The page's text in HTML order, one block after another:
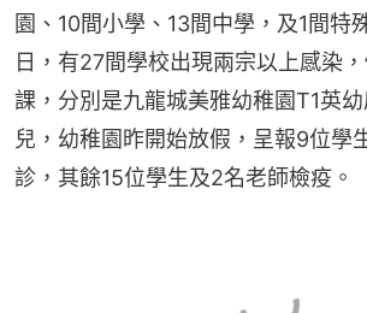
園、10間小學、13間中學，及1間特
日，有27間學校出現兩宗以上感染
課，分別是九龍城美雅幼稚園T1英
兒，幼稚園昨開始放假，呈報9位學
診，其餘15位學生及2名老師檢疫。